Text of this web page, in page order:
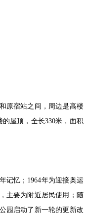
原宿站之间，周边是高楼
屋顶，全长330米，面积
记忆；1964年为迎接奥运
主要为附近居民使用；随
园启动了新一轮的更新改